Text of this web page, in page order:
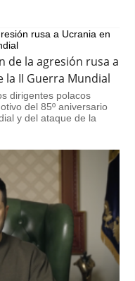
de la agresión rusa a
la II Guerra Mundial
dirigentes polacos
del 85º aniversario
y del ataque de la